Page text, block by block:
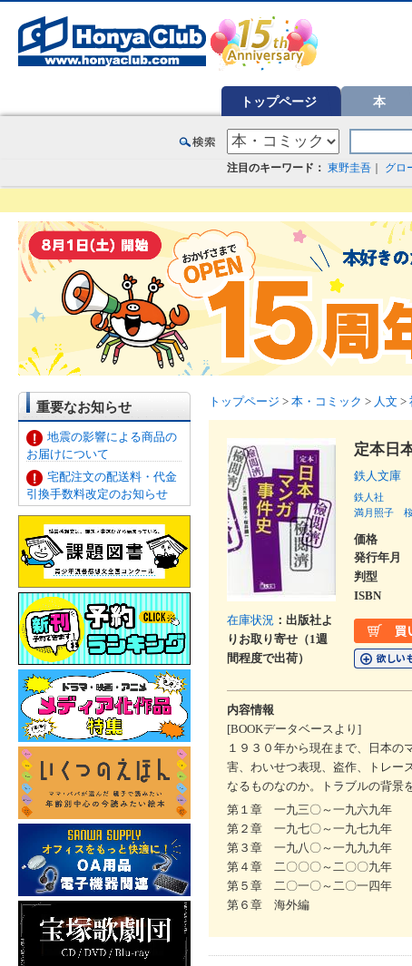
トップページ 本
注目のキーワード： 東野圭吾 グロ
重要なお知らせ
地震の影響による商品の
お届けについて
宅配注文の配送料・代金
引換手数料改定のお知らせ
トップページ > 本・コミック > 人文 >
在庫状況 ：出版社よ
りお取り寄せ（1週
間程度で出荷）
定本日
鉄人文庫
鉄人社
満月照子
価格
発行年月
判型
ISBN
内容情報
[BOOKデータベースより]
１９３０年から現在まで、日本
害、わいせつ表現、盗作、トレー
なるものなのか。トラブルの背景
第１章 一九三〇～一九六九年
第２章 一九七〇～一九七九年
第３章 一九八〇～一九九九年
第４章 二〇〇〇～二〇〇九年
第５章 二〇一〇～二〇一四年
第６章 海外編